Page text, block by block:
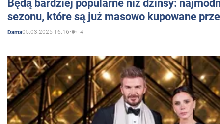
Będą bardziej popularne niż dżinsy:
sezonu, które są już masowo kupowane
Dama05.03.2025 16:16 4